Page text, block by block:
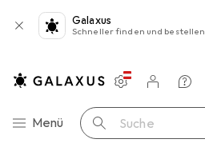
Galaxus
Schneller finden und bestellen
Navigation nach Kategorien
Menü Suche
Einstellungen
Kundenkonto
Vergleichslisten
Merklisten
Warenkorb